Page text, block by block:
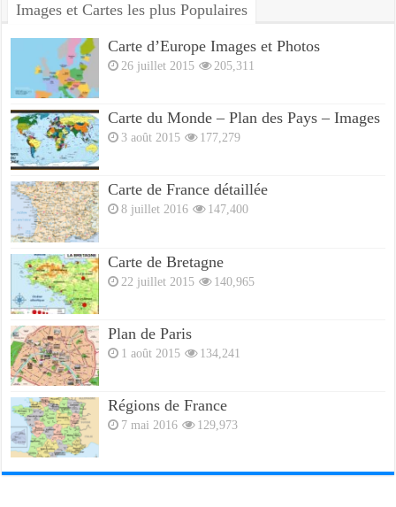
Images et Cartes les plus Populaires
Carte d’Europe Images et Photos
26 juillet 2015 205,311
Carte du Monde – Plan des Pays – Images
3 août 2015 177,279
Carte de France détaillée
8 juillet 2016 147,400
Carte de Bretagne
22 juillet 2015 140,965
Plan de Paris
1 août 2015 134,241
Régions de France
7 mai 2016 129,973